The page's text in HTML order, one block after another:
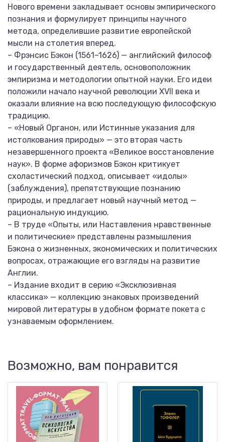
Нового времени закладывает основы эмпирического
познания и формулирует принципы научного
метода, определившие развитие европейской
мысли на столетия вперед.
– Фрэнсис Бэкон (1561–1626) — английский философ
и государственный деятель, основоположник
эмпиризма и методологии опытной науки. Его идеи
положили начало научной революции XVII века и
оказали влияние на всю последующую философскую
традицию.
– «Новый Органон, или Истинные указания для
истолкования природы» — это вторая часть
незавершенного проекта «Великое восстановление
наук». В форме афоризмов Бэкон критикует
схоластический подход, описывает «идолы»
(заблуждения), препятствующие познанию
природы, и предлагает новый научный метод —
рациональную индукцию.
– В труде «Опыты, или Наставления нравственные
и политические» представлены размышления
Бэкона о жизненных, экономических и политических
вопросах, отражающие его взгляды на развитие
Англии.
– Издание входит в серию «Эксклюзивная
классика» — коллекцию знаковых произведений
мировой литературы в удобном формате покета с
узнаваемым оформлением.
Возможно, вам понравится